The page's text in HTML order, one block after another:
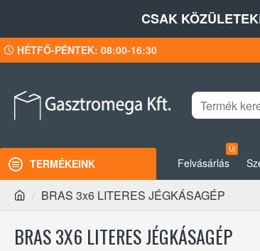
CSAK
HÉTFŐ-PÉNTEK: 08:00-16:30
TERMÉKEINK Felvásárlás
Új
BRAS 3x6 LITERES JÉGKÁSAGÉP
BRAS 3X6 LITERES JÉGKÁSAGÉP